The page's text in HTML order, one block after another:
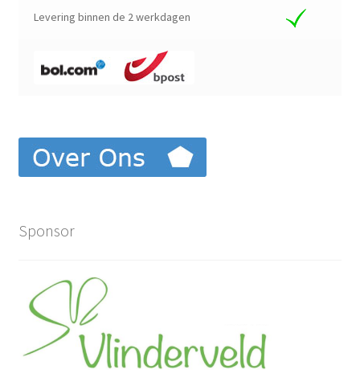
Levering binnen de 2 werkdagen
Sponsor